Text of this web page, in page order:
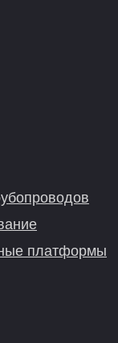
платформы